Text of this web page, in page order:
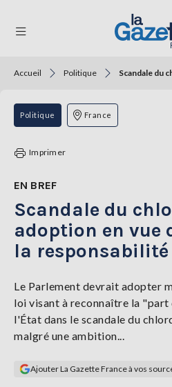
THÉMATIQUES
RÉGIONS
TENDANCES
SERVICES
LA
Se
connecter
S'abonner
Accueil Politique Scandale du
Politique France
Imprimer
EN BREF
Scandale du
adoption en vue
la
Le Parlement devrait adopter
loi visant à reconnaître la
l'État dans le scandale du
malgré une ambition...
Ajouter La Gazette France à vos